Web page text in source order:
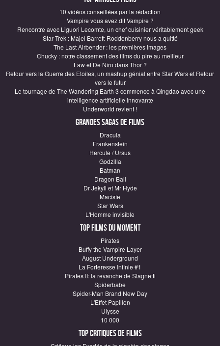
10 vidéos conseillées par la rédaction
Vampire vous avez dit Vampire ?
Rencontre avec Liguori Lecomte, un chef cuisinier véritablement geek
Star Trek : Majel Barrett-Roddenberry nous a quitté
The Last Airbender : les premières images
Chucky : notre classement des films du pire au meilleur
Law et De Niro dans Thor ?
Retour vers la Guerre des Etoiles, un mashup génial entre Star Wars et Retour
vers le futur
Le tournage de The Wandering Earth 3 commence à Qingdao avec une
intelligence artificielle innovante
Underworld revient !
Grandes sagas de Films
Dracula
Frankenstein
Hercule / Ursus
Godzilla
Batman
Dragon Ball
Dr Jekyll et Mr Hyde
Maciste
Star Wars
L'Homme invisible
Top Films du moment
Pirates
Buffy the Vampire Layer
August Underground
La Forteresse Infinie #1
Pirates II: la revanche de Stagnetti
Spiderbabe
Spider-Man Brand New Day
L'Effet Papillon
Ulysse
10 000
Top critiques de Films